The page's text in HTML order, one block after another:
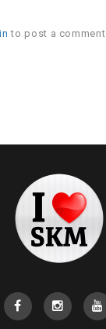
to post a comment.